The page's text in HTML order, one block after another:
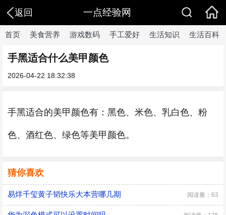
返回 一点经验网
首页 美食营养 游戏数码 手工爱好 生活知识 生活百科
手黑适合什么美甲颜色
2026-04-22 18:32:38
手黑适合的美甲颜色有：黑色、米色、乳白色、粉
色、酒红色、绿色等美甲颜色。
猜你喜欢
易烊千玺黄子韬快乐大本营哪几期 阅读量：63